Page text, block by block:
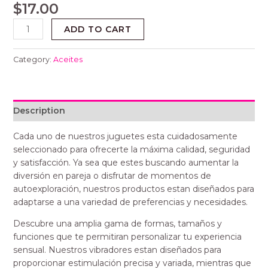
$17.00
ADD TO CART
Category: Aceites
Description
Cada uno de nuestros juguetes esta cuidadosamente
seleccionado para ofrecerte la máxima calidad, seguridad
y satisfacción. Ya sea que estes buscando aumentar la
diversión en pareja o disfrutar de momentos de
autoexploración, nuestros productos estan diseñados para
adaptarse a una variedad de preferencias y necesidades.
Descubre una amplia gama de formas, tamaños y
funciones que te permitiran personalizar tu experiencia
sensual. Nuestros vibradores estan diseñados para
proporcionar estimulación precisa y variada, mientras que